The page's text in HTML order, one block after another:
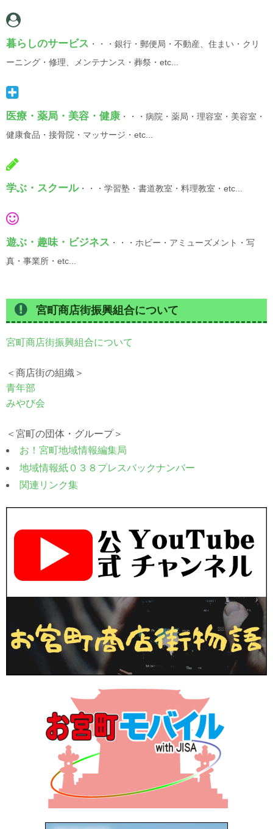
暮らしのサービス ・・・銀行・郵便局・不動産、住まい・クリ
ーニング・修理、メンテナンス・葬祭・etc...
医療・薬局・美容・健康 ・・・病院・薬局・理容室・美容室・
健康食品・接骨院・マッサージ・etc...
学ぶ・スクール・・・学習塾・書道教室・料理教室・etc...
遊ぶ・趣味・ビジネス ・・・ホビー・アミューズメント・写
真・事業所・etc...
宮町商店街振興組合について
宮町商店街振興組合について
＜商店街の組織＞
青年部
みやび会
＜宮町の団体・グループ＞
お！宮町地域情報編集局
地域情報紙０３８プレスバックナンバー
関連リンク集